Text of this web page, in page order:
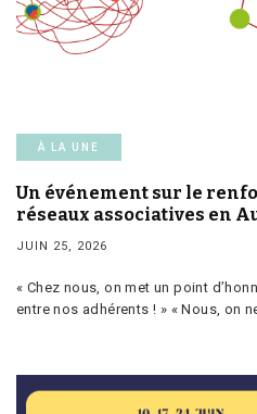
À LA UNE
Un événement sur le
réseaux associatives en
JUIN 25, 2026
« Chez nous, on met un point
entre nos adhérents ! » « Nous, on